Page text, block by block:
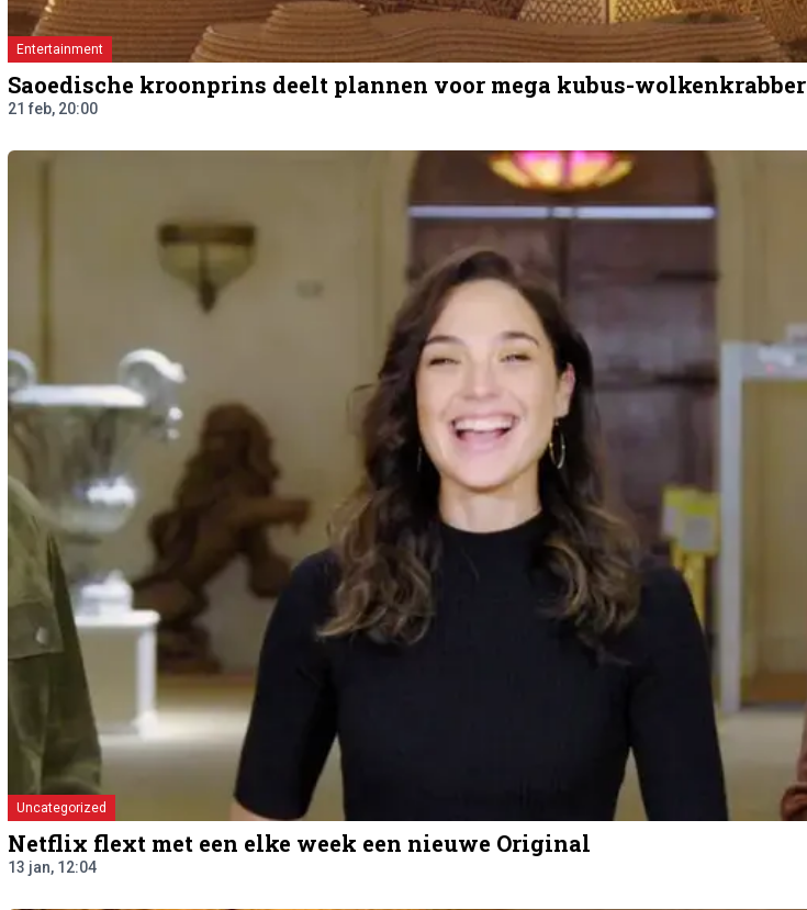
Entertainment
Saoedische kroonprins deelt plannen voor mega kubus-wolkenkrabber
21 feb, 20:00
Uncategorized
Netflix flext met een elke week een nieuwe Original
13 jan, 12:04